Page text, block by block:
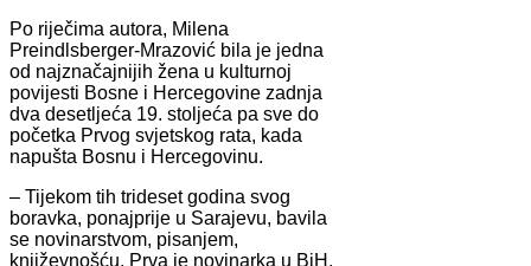
Po riječima autora, Milena
Preindlsberger-Mrazović bila je jedna
od najznačajnijih žena u kulturnoj
povijesti Bosne i Hercegovine zadnja
dva desetljeća 19. stoljeća pa sve do
početka Prvog svjetskog rata, kada
napušta Bosnu i Hercegovinu.
– Tijekom tih trideset godina svog
boravka, ponajprije u Sarajevu, bavila
se novinarstvom, pisanjem,
književnošću. Prva je novinarka u BiH,